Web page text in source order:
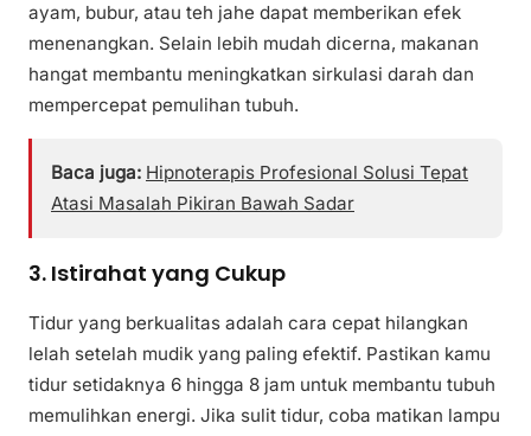
ayam, bubur, atau teh jahe dapat memberikan efek
menenangkan. Selain lebih mudah dicerna, makanan
hangat membantu meningkatkan sirkulasi darah dan
mempercepat pemulihan tubuh.
Baca juga: Hipnoterapis Profesional Solusi Tepat
Atasi Masalah Pikiran Bawah Sadar
3. Istirahat yang Cukup
Tidur yang berkualitas adalah cara cepat hilangkan
lelah setelah mudik yang paling efektif. Pastikan kamu
tidur setidaknya 6 hingga 8 jam untuk membantu tubuh
memulihkan energi. Jika sulit tidur, coba matikan lampu